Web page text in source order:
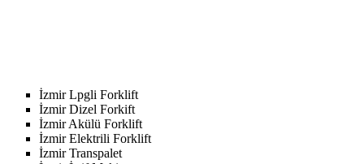
İzmir Lpgli Forklift
İzmir Dizel Forkift
İzmir Akülü Forklift
İzmir Elektrili Forklift
İzmir Transpalet